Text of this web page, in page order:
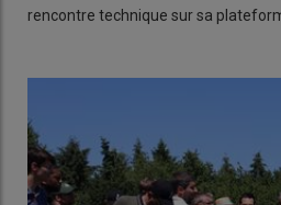
rencontre technique sur sa